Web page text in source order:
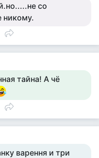
со
никому.
тайна! А чё
варення и три